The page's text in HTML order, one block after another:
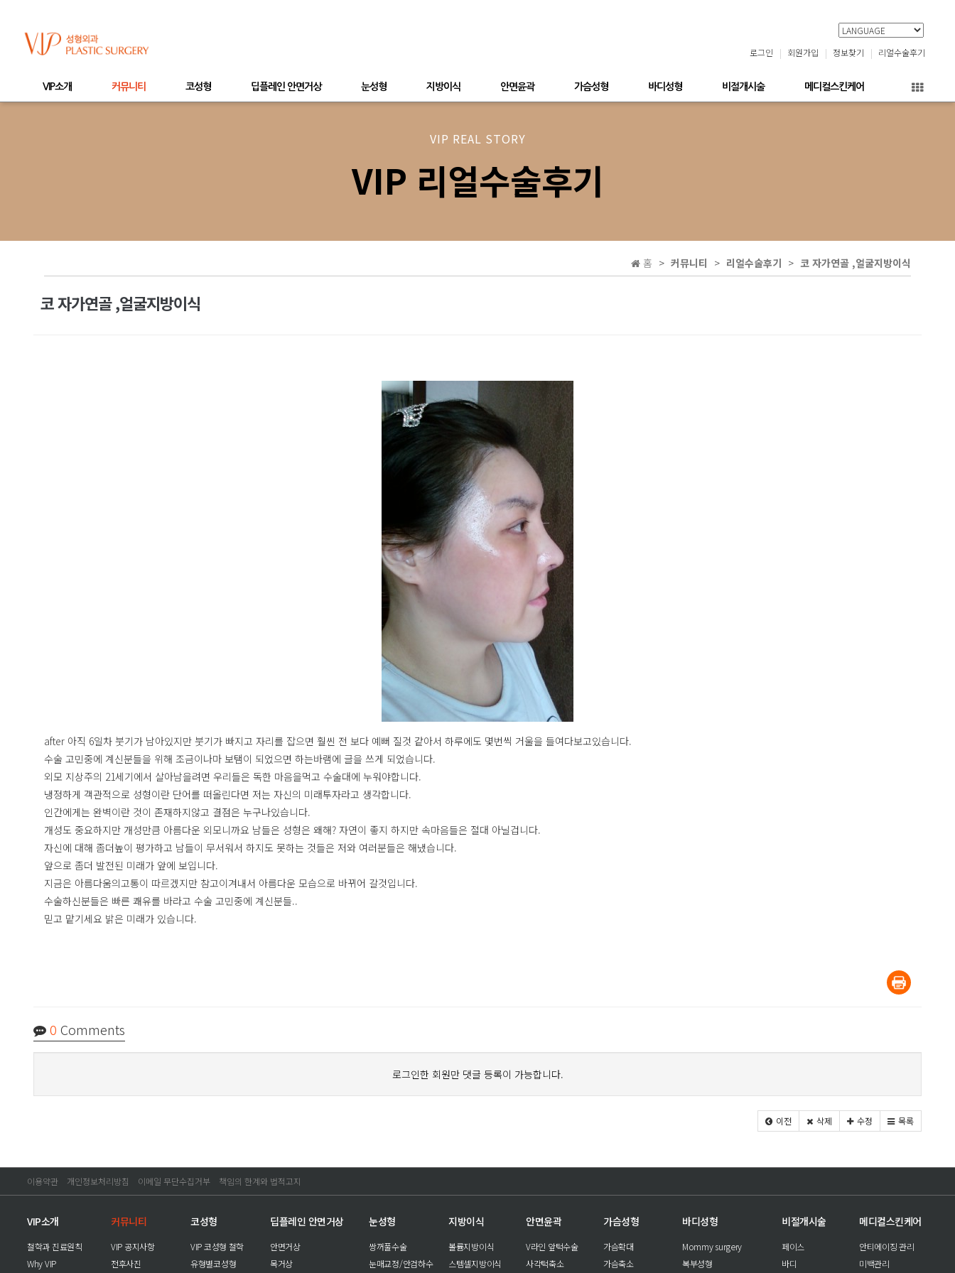
로그인 회원가입 정보찾기 리얼수술후기
VIP소개 커뮤니티 코성형 딥플레인 안면거상 눈성형 지방이식 안면윤곽 가슴성형 바디성형 비절개시술 메디컬스킨케어
VIP REAL STORY
VIP 리얼수술후기
홈 커뮤니티 리얼수술후기 코 자가연골 ,얼굴지방이식
코 자가연골 ,얼굴지방이식
after 아직 6일차 붓기가 남아있지만 붓기가 빠지고 자리를 잡으면 훨씬 전 보다 예뻐 질것 같아서 하루에도 몇번씩 거울을 들여다보고있습니다.
수술 고민중에 계신분들을 위해 조금이나마 보탬이 되었으면 하는바램에 글을 쓰게 되었습니다.
외모 지상주의 21세기에서 살아남을려면 우리들은 독한 마음을먹고 수술대에 누워야합니다.
냉정하게 객관적으로 성형이란 단어를 떠올린다면 저는 자신의 미래투자라고 생각합니다.
인간에게는 완벽이란 것이 존재하지않고 결점은 누구나있습니다.
개성도 중요하지만 개성만큼 아름다운 외모니까요 남들은 성형은 왜해? 자연이 좋지 하지만 속마음들은 절대 아닐겁니다.
자신에 대해 좀더높이 평가하고 남들이 무서워서 하지도 못하는 것들은 저와 여러분들은 해냈습니다.
앞으로 좀더 발전된 미래가 앞에 보입니다.
지금은 아름다움의고통이 따르겠지만 참고이겨내서 아름다운 모습으로 바뀌어 갈것입니다.
수술하신분들은 빠른 쾌유를 바라고 수술 고민중에 계신분들..
믿고 맡기세요 밝은 미래가 있습니다.
0 Comments
로그인한 회원만 댓글 등록이 가능합니다.
이전 삭제 수정 목록
이용약관 개인정보처리방침 이메일 무단수집거부 책임의 한계와 법적고지
VIP소개
철학과 진료원칙
Why VIP
커뮤니티
VIP 공지사항
전후사진
코성형
VIP 코성형 철학
유형별코성형
딥플레인 안면거상
안면거상
목거상
눈성형
쌍꺼풀수술
눈매교정/안검하수
지방이식
볼륨지방이식
스템셀지방이식
안면윤곽
V라인 앞턱수술
사각턱축소
가슴성형
가슴확대
가슴축소
바디성형
Mommy surgery
복부성형
비절개시술
페이스
바디
메디컬스킨케어
안티에이징 관리
미백관리